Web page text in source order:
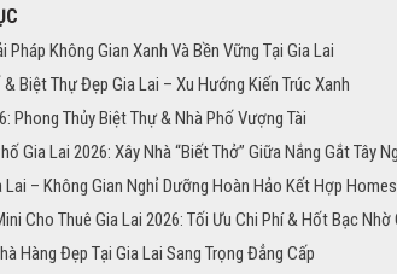
Pháp Không Gian Xanh Và Bền Vững Tại Gia Lai
Biệt Thự Đẹp Gia Lai – Xu Hướng Kiến Trúc Xanh
Phong Thủy Biệt Thự & Nhà Phố Vượng Tài
Gia Lai 2026: Xây Nhà “Biết Thở” Giữa Nắng Gắt Tây
Lai – Không Gian Nghỉ Dưỡng Hoàn Hảo Kết Hợp
Cho Thuê Gia Lai 2026: Tối Ưu Chi Phí & Hốt Bạc Nhờ
Hàng Đẹp Tại Gia Lai Sang Trọng Đẳng Cấp